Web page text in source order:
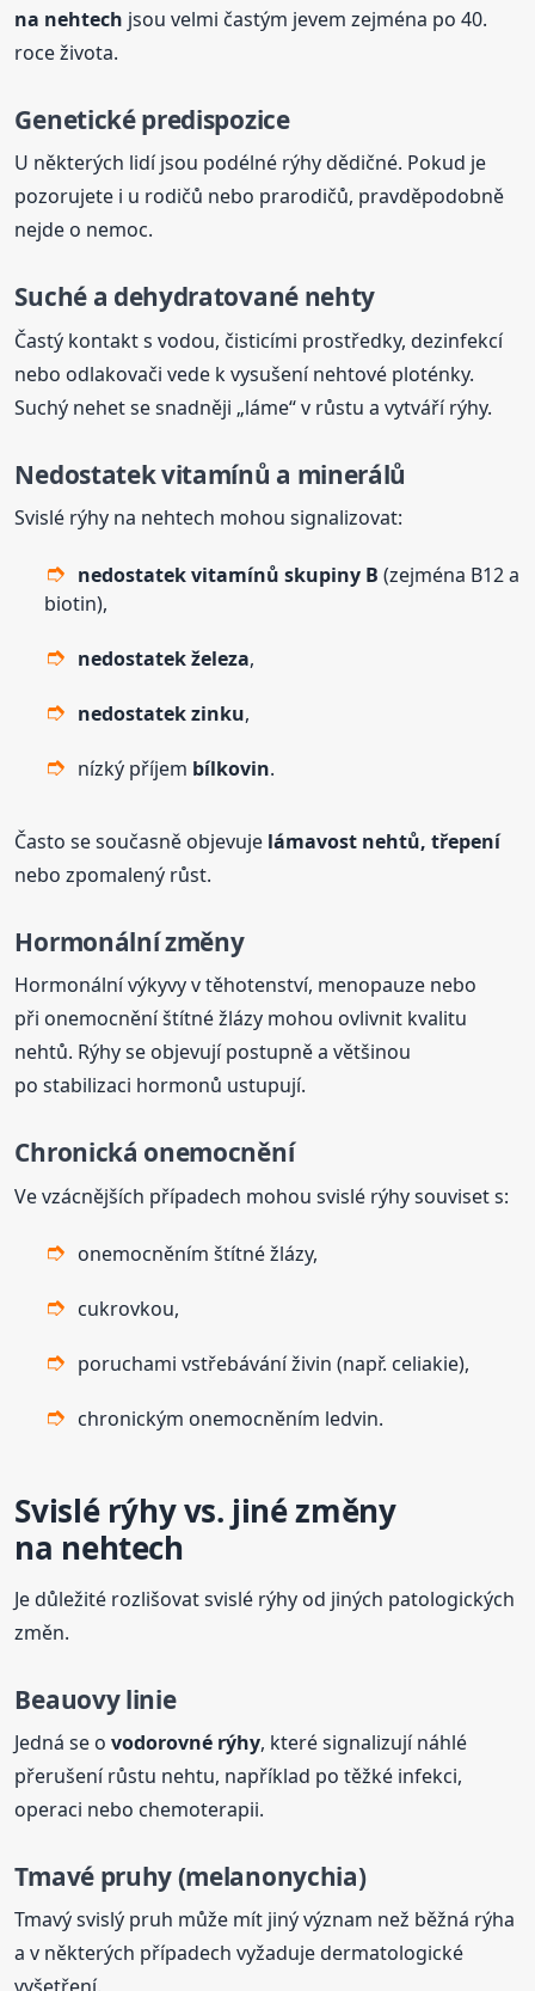
na nehtech jsou velmi častým jevem zejména po 40.
roce života.
Genetické predispozice
U některých lidí jsou podélné rýhy dědičné. Pokud je
pozorujete i u rodičů nebo prarodičů, pravděpodobně
nejde o nemoc.
Suché a dehydratované nehty
Častý kontakt s vodou, čisticími prostředky, dezinfekcí
nebo odlakovači vede k vysušení nehtové ploténky.
Suchý nehet se snadněji „láme“ v růstu a vytváří rýhy.
Nedostatek vitamínů a minerálů
Svislé rýhy na nehtech mohou signalizovat:
nedostatek vitamínů skupiny B (zejména B12 a
biotin),
nedostatek železa,
nedostatek zinku,
nízký příjem bílkovin.
Často se současně objevuje lámavost nehtů, třepení
nebo zpomalený růst.
Hormonální změny
Hormonální výkyvy v těhotenství, menopauze nebo
při onemocnění štítné žlázy mohou ovlivnit kvalitu
nehtů. Rýhy se objevují postupně a většinou
po stabilizaci hormonů ustupují.
Chronická onemocnění
Ve vzácnějších případech mohou svislé rýhy souviset s:
onemocněním štítné žlázy,
cukrovkou,
poruchami vstřebávání živin (např. celiakie),
chronickým onemocněním ledvin.
Svislé rýhy vs. jiné změny
na nehtech
Je důležité rozlišovat svislé rýhy od jiných patologických
změn.
Beauovy linie
Jedná se ovodorovné rýhy, které signalizují náhlé
přerušení růstu nehtu, například po těžké infekci,
operaci nebo chemoterapii.
Tmavé pruhy (melanonychia)
Tmavý svislý pruh může mít jiný význam než běžná rýha
a v některých případech vyžaduje dermatologické